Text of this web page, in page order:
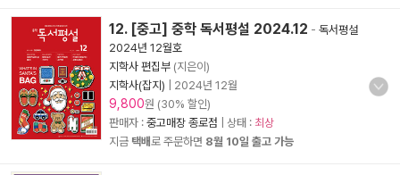
12. [중고] 중학 독서평설 2024.12 - 독서평설
2024년 12월호
지학사 편집부 (지은이)
지학사(잡지)
2024년 12월
9,800원 (30% 할인)
판매자 : 중고매장 종로점 | 상태 : 최상
지금 택배로 주문하면 8월 10일 출고 가능